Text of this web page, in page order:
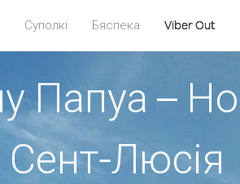
Суполкі Бяспека Viber Out
Папуа –
Сент-Люсія